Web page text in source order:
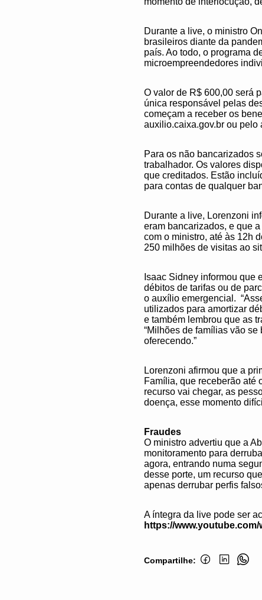
Durante a live, o ministro
brasileiros diante da
país. Ao todo, o programa
microempreendedores
O valor de R$ 600,00 será
única responsável pelas
começam a receber os
auxilio.caixa.gov.br ou
Para os não bancarizados
trabalhador. Os valores
que creditados. Estão
para contas de qualquer
Durante a live, Lorenzoni
eram bancarizados, e que
com o ministro, até às 12h
250 milhões de visitas ao
Isaac Sidney informou que
débitos de tarifas ou de
o auxílio emergencial.
utilizados para amortizar
e também lembrou que as
“Milhões de famílias vão
oferecendo.”
Lorenzoni afirmou que a
Família, que receberão até
recurso vai chegar, as
doença, esse momento
Fraudes
O ministro advertiu que a
monitoramento para
agora, entrando numa
desse porte, um recurso
apenas derrubar perfis
A íntegra da live pode ser
https://
Compartilhe: